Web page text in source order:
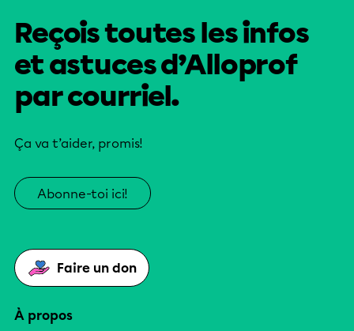
Reçois toutes les infos
et astuces d’Alloprof
par courriel.
Ça va t’aider, promis!
Abonne-toi ici!
Faire un don
À propos